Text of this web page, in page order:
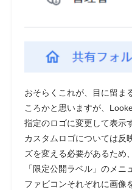
おそらくこれが、目に留ま
ころかと思いますが、
指定のロゴに変更して表示
カスタムロゴについては反
ズを変える必要があるため
「限定公開ラベル」のメ
ファビコンそれぞれに画像